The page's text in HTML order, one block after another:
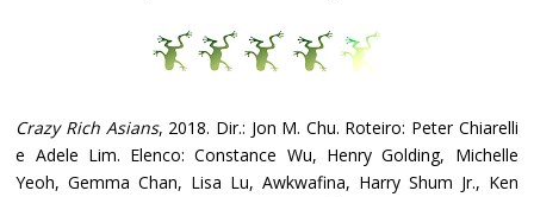
Crazy Rich Asians, 2018. Dir.: Jon M. Chu. Roteiro: Peter Chiarelli
e Adele Lim. Elenco: Constance Wu, Henry Golding, Michelle
Yeoh, Gemma Chan, Lisa Lu, Awkwafina, Harry Shum Jr., Ken